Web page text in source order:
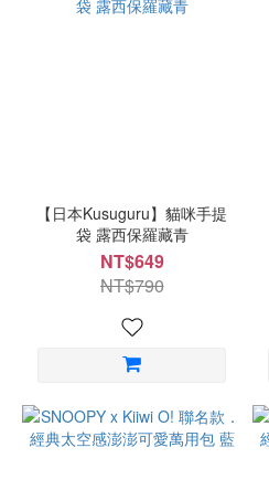
【日本Kusuguru】貓咪手提
袋 露西保羅藏青
NT$649
NT$790